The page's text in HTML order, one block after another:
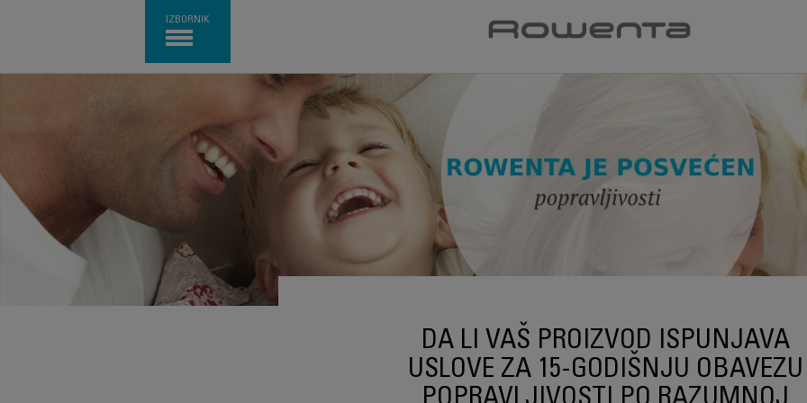
IZBORNIK
DA LI VAŠ PROIZVOD ISPUNJAVA
USLOVE ZA 15-GODIŠNJU OBAVEZU